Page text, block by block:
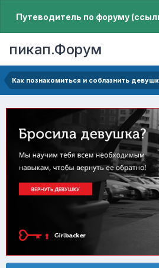
Путеводитель по форуму
пикап.Форум
Как познакомиться и соблазнить